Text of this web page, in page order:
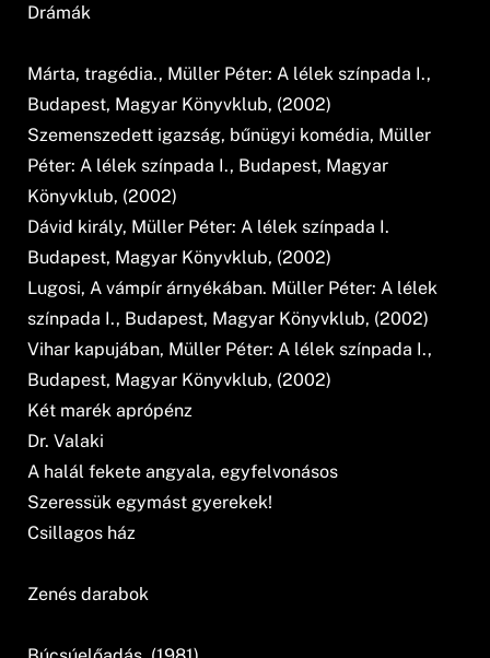
Drámák
Márta, tragédia., Müller Péter: A lélek színpada I.,
Budapest, Magyar Könyvklub, (2002)
Szemenszedett igazság, bűnügyi komédia, Müller
Péter: A lélek színpada I., Budapest, Magyar
Könyvklub, (2002)
Dávid király, Müller Péter: A lélek színpada I.
Budapest, Magyar Könyvklub, (2002)
Lugosi, A vámpír árnyékában. Müller Péter: A lélek
színpada I., Budapest, Magyar Könyvklub, (2002)
Vihar kapujában, Müller Péter: A lélek színpada I.,
Budapest, Magyar Könyvklub, (2002)
Két marék aprópénz
Dr. Valaki
A halál fekete angyala, egyfelvonásos
Szeressük egymást gyerekek!
Csillagos ház
Zenés darabok